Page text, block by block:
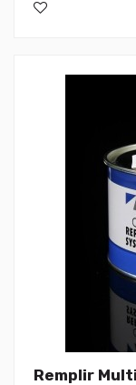
Remplir